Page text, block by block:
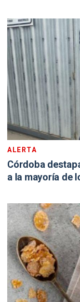
ALERTA
Córdoba
a la mayoría de